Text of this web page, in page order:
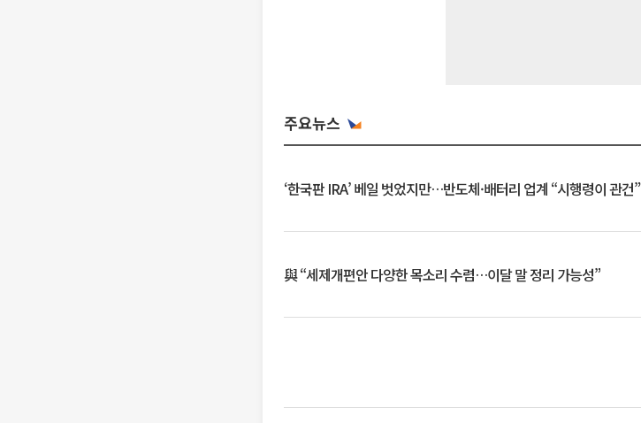
주요뉴스
‘한국판 IRA’ 베일 벗었지만…반도체·배터리 업계 “시행령이 관건”
與 “세제개편안 다양한 목소리 수렴…이달 말 정리 가능성”